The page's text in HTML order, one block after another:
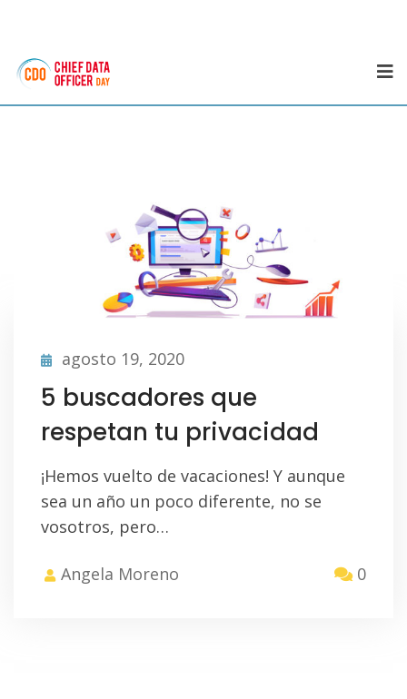
agosto 19, 2020
5 buscadores que
respetan tu privacidad
¡Hemos vuelto de vacaciones! Y aunque
sea un año un poco diferente, no se
vosotros, pero…
Angela Moreno 0